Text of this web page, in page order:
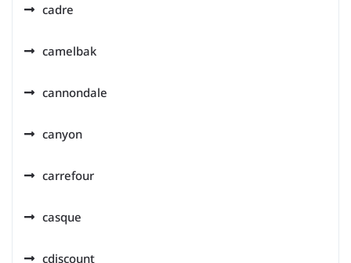
cadre
camelbak
cannondale
canyon
carrefour
casque
cdiscount